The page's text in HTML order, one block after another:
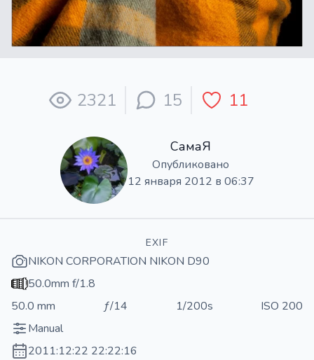
2321 15 11
СамаЯ
Опубликовано
12 января 2012 в 06:37
EXIF
NIKON CORPORATION NIKON D90
50.0mm f/1.8
50.0 mm
ƒ/14 1/200s
ISO 200
Manual
2011:12:22 22:22:16